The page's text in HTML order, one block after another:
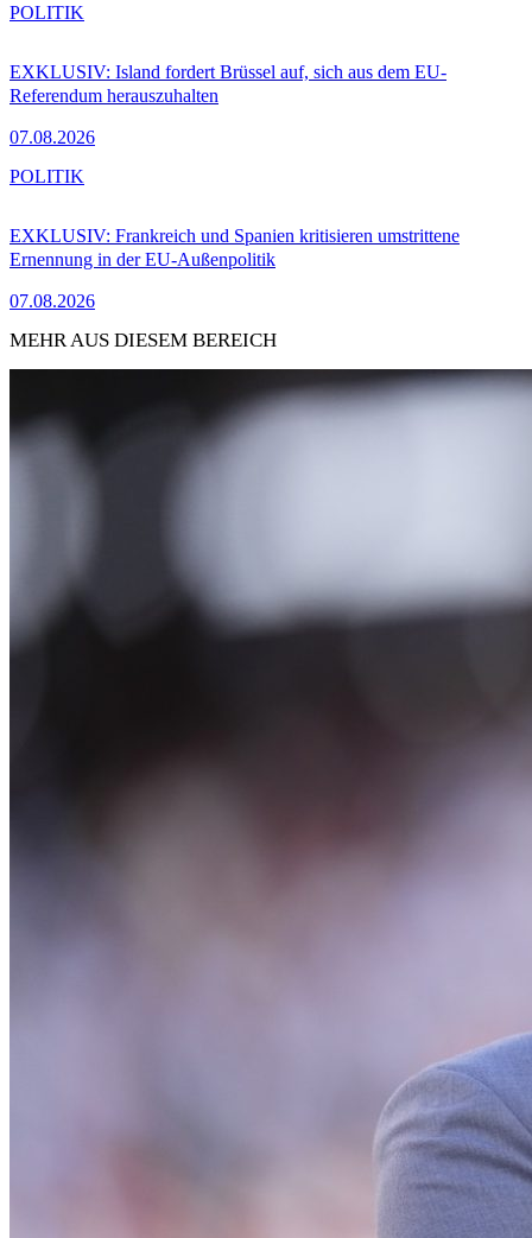
EXKLUSIV: Island fordert Brüssel auf, sich aus dem EU-
Referendum herauszuhalten
07.08.2026
POLITIK
EXKLUSIV: Frankreich und Spanien kritisieren umstrittene
Ernennung in der EU-Außenpolitik
07.08.2026
POLITIK
MEHR AUS DIESEM BEREICH